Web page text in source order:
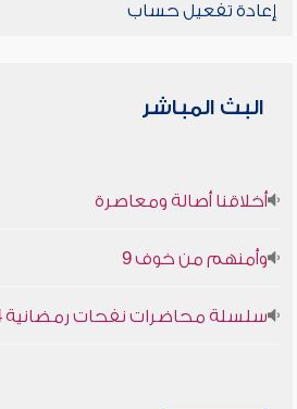
إعادة تفعيل حساب
البث المباشر
أخلاقنا أصالة ومعاصرة
وأمنهم من خوف 9
سلسلة محاضرات نفحات رمضانية 1444هـ